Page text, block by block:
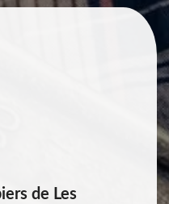
de Les